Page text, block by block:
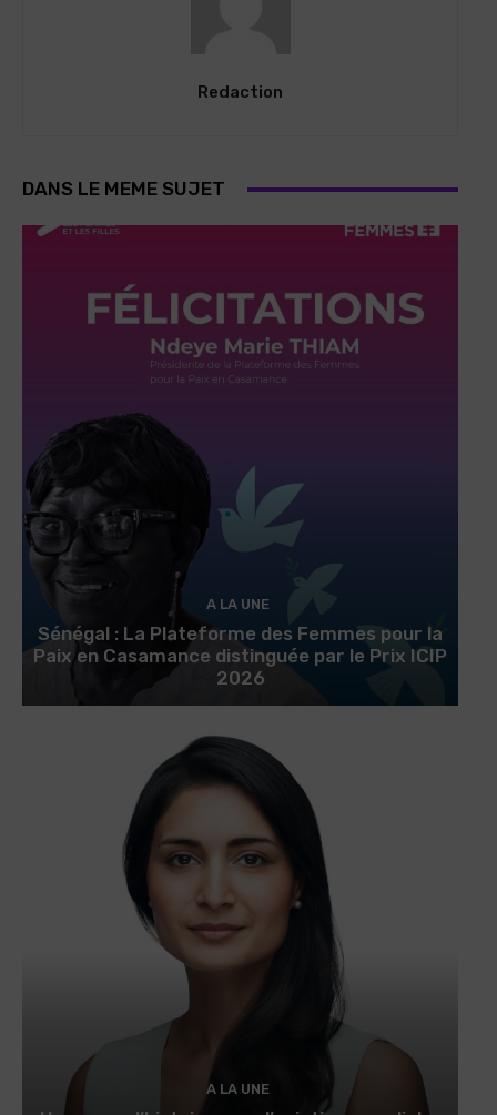
Redaction
DANS LE MEME SUJET
A LA UNE
Sénégal : La Plateforme des Femmes pour la
Paix en Casamance distinguée par le Prix ICIP
2026
A LA UNE